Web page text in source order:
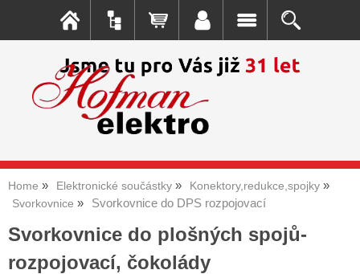
Home Elektronické součástky
Konektory,redukce,spojky
Svorkovnice
Svorkovnice do DPS rozpojovací
Svorkovnice do plošných spojů-
rozpojovací, čokolády